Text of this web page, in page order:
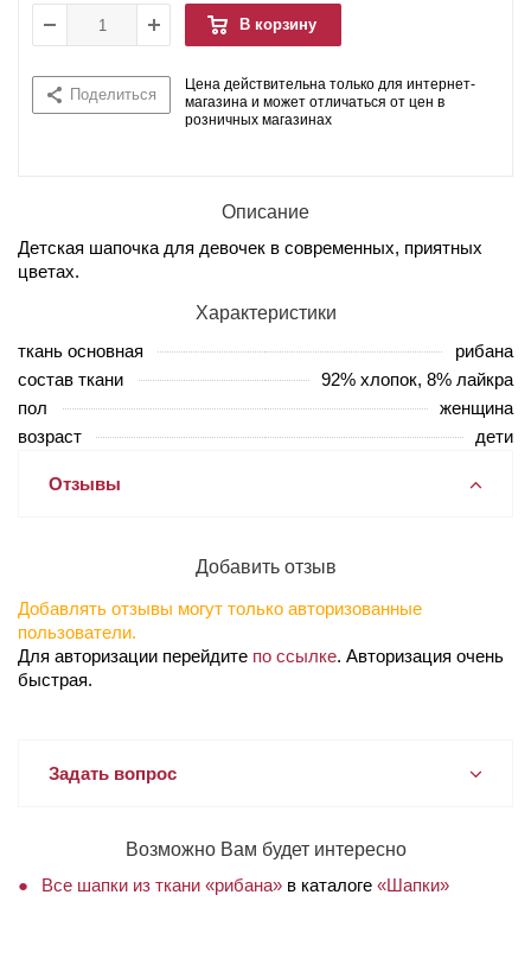
В корзину
Поделиться
Цена действительна только для интернет-
магазина и может отличаться от цен в
розничных магазинах
Описание
Детская шапочка для девочек в современных, приятных
цветах.
Характеристики
ткань основная
рибана
состав ткани
92% хлопок, 8% лайкра
пол
женщина
возраст
дети
Отзывы
Добавить отзыв
Добавлять отзывы могут только авторизованные
пользователи.
Для авторизации перейдите по ссылке. Авторизация очень
быстрая.
Задать вопрос
Возможно Вам будет интересно
Все шапки из ткани «рибана» в каталоге «Шапки»